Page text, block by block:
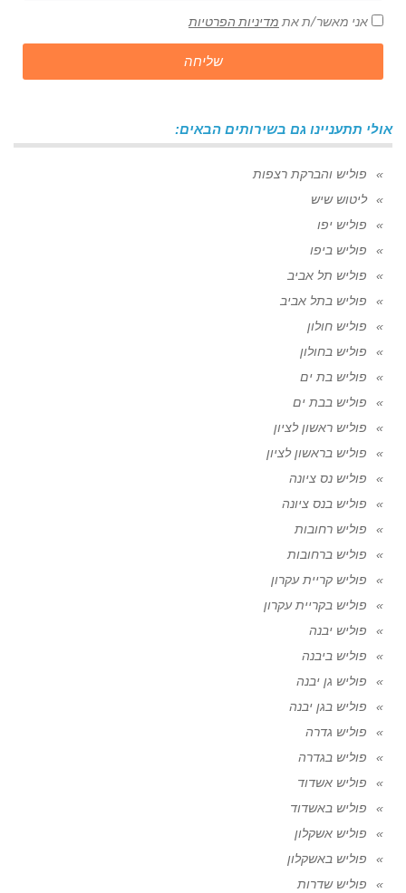
אני מאשר/ת את מדיניות הפרטיות
שליחה
אולי תתעניינו גם בשירותים הבאים:
פוליש והברקת רצפות
ליטוש שיש
פוליש יפו
פוליש ביפו
פוליש תל אביב
פוליש בתל אביב
פוליש חולון
פוליש בחולון
פוליש בת ים
פוליש בבת ים
פוליש ראשון לציון
פוליש בראשון לציון
פוליש נס ציונה
פוליש בנס ציונה
פוליש רחובות
פוליש ברחובות
פוליש קריית עקרון
פוליש בקריית עקרון
פוליש יבנה
פוליש ביבנה
פוליש גן יבנה
פוליש בגן יבנה
פוליש גדרה
פוליש בגדרה
פוליש אשדוד
פוליש באשדוד
פוליש אשקלון
פוליש באשקלון
פוליש שדרות